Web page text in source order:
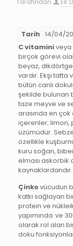
Tarih 14/04/
C vitaminiveya
birçok görevi
beyaz,
vardır. Ekşi tatta
bütün canlı
şekilde bulunan
taze meyve ve
arasında en
içerenler; limon,
üzümüdür.
özellikle
kuru soğan,
elması askorbik
kaynaklardandır.
Çinkovücudun
katkı sağlayan
protein ve
yapımında ve
olarak rol alan
doku